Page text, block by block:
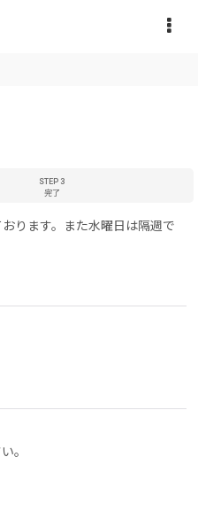
STEP 3
完了
ります。また水曜日は隔週で
。